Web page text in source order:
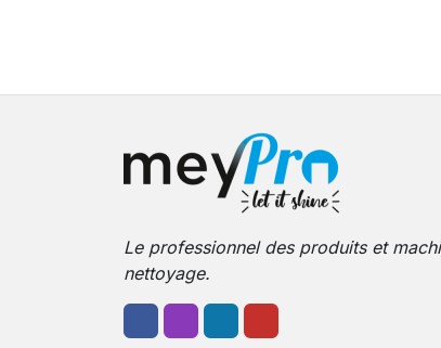
Le professionnel des produits et
nettoyage.